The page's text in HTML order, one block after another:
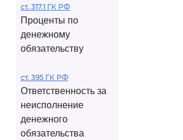
ст. 317.1 ГК РФ
Проценты по
денежному
обязательству
ст. 395 ГК РФ
Ответственность за
неисполнение
денежного
обязательства